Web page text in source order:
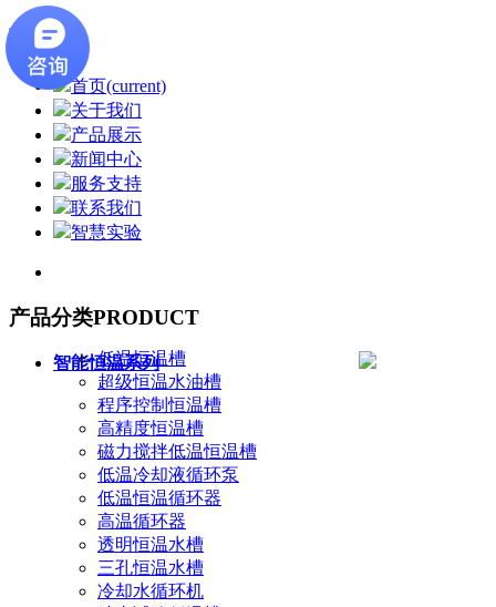
首页(current)
关于我们
产品展示
新闻中心
服务支持
联系我们
智慧实验
产品分类PRODUCT
智能恒温系列
低温恒温槽
超级恒温水油槽
程序控制恒温槽
高精度恒温槽
磁力搅拌低温恒温槽
低温冷却液循环泵
低温恒温循环器
高温循环器
透明恒温水槽
三孔恒温水槽
冷却水循环机